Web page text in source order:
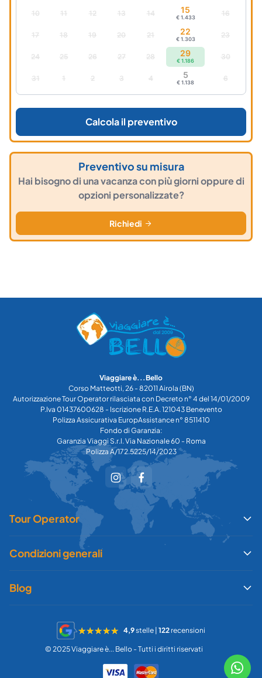
10 11 12 13 14 15
€ 1.433 16
17 18 19 20 21 22
€ 1.303 23
24 25 26 27 28 29
€ 1.186 30
31 1 2 3 4 5
€ 1.138 6
Calcola il preventivo
Preventivo su misura
Hai bisogno di una vacanza con più giorni oppure di
opzioni personalizzate?
Richiedi
Viaggiare è...Bello
Corso Matteotti, 26 - 82011 Airola (BN)
Autorizzazione Tour Operator rilasciata con Decreto n° 4 del 14/01/2009
P.Iva 01437600628 - Iscrizione R.E.A. 121043 Benevento
Polizza Assicurativa EuropAssistance n° 8511410
Fondo di Garanzia:
Garanzia Viaggi S.r.l. Via Nazionale 60 - Roma
Polizza A/172.5225/14/2023
Tour Operator
Condizioni generali
Blog
4,9stelle | 122 recensioni
© 2025 Viaggiare è... Bello - Tutti i diritti riservati